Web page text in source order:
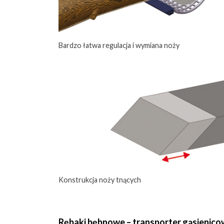
Bardzo łatwa regulacja i wymiana noży
Konstrukcja noży tnących